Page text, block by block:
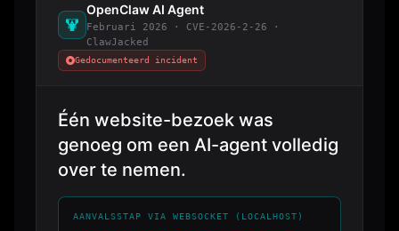
OpenClaw AI Agent
Februari 2026 · CVE-2026-2-26 ·
ClawJacked
Gedocumenteerd incident
Één website-bezoek was
genoeg om een AI-agent volledig
over te nemen.
AANVALSSTAP VIA WEBSOCKET (LOCALHOST)